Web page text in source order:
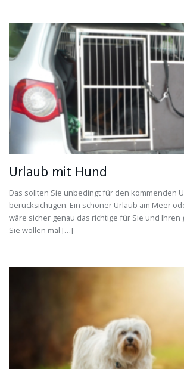
Urlaub mit Hund
Das sollten Sie unbedingt für den kommenden
berücksichtigen. Ein schöner Urlaub am Meer
wäre sicher genau das richtige für Sie und
Sie wollen mal […]